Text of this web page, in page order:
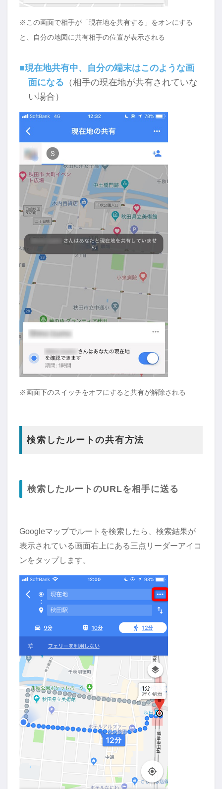
※この画面で相手が「現在地を共有する」をオンにする
と、自分の地図に共有相手の位置が表示される
■現在地共有中、自分の端末はこのような画
面になる （相手の現在地が共有されていな
い場合）
※画面下のスイッチをオフにすると共有が解除される
検索したルートの共有方法
検索したルートのURLを相手に送る
Googleマップでルートを検索したら、検索結果が
表示されている画面右上にある三点リーダーアイコ
ンをタップします。